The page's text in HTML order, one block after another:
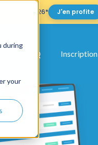
during
your
30/09/2026* J'en profite
FAQ Inscription